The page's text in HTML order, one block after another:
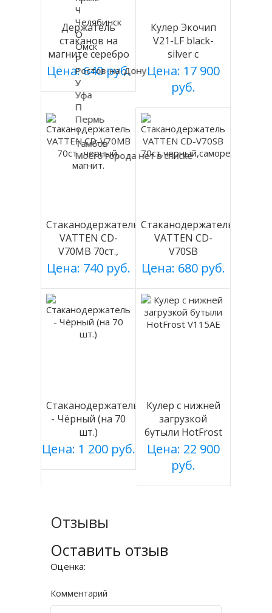
Держатель
стаканов на
магните серебро
Цена: 640 руб.
Кулер Экочип
V21-LF black-
silver с
холодильником
Цена: 17 900
руб.
Стаканодержатель
VATTEN CD-
V70MB 70ст.,
черный, магнит.
Цена: 740 руб.
Стаканодержатель
VATTEN CD-
V70SB
70ст,черный,саморезы
Цена: 680 руб.
Стаканодержатель
- Чёрный (на 70
шт.)
Цена: 1 200 руб.
Кулер с нижней
загрузкой
бутыли HotFrost
V115AE
Цена: 22 900
руб.
Отзывы
Оставить отзыв
Оценка:
Комментарий
Ч
Челябинск
О
Омск
Р
Ростов-на-Дону
У
Уфа
П
Пермь
Т
Тамбов
Моего города нет в списке